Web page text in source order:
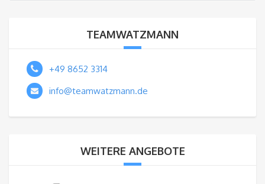
TEAMWATZMANN
+49 8652 3314
info@teamwatzmann.de
WEITERE ANGEBOTE